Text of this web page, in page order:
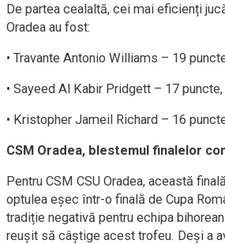
De partea cealaltă, cei mai eficienți
Oradea au fost:
• Travante Antonio Williams – 19
• Sayeed Al Kabir Pridgett – 17
• Kristopher Jameil Richard – 16
CSM Oradea, blestemul finalelor
Pentru CSM CSU Oradea, această
optulea eșec într-o finală de Cupa
tradiție negativă pentru echipa
reușit să câștige acest trofeu. Deși a